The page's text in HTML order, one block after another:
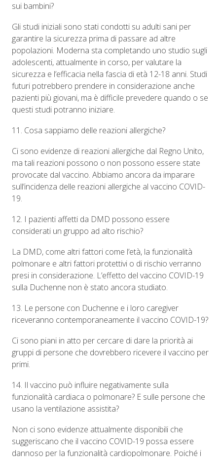
sui bambini?
Gli studi iniziali sono stati condotti su adulti sani per
garantire la sicurezza prima di passare ad altre
popolazioni. Moderna sta completando uno studio sugli
adolescenti, attualmente in corso, per valutare la
sicurezza e l’efficacia nella fascia di età 12-18 anni. Studi
futuri potrebbero prendere in considerazione anche
pazienti più giovani, ma è difficile prevedere quando o se
questi studi potranno iniziare.
11. Cosa sappiamo delle reazioni allergiche?
Ci sono evidenze di reazioni allergiche dal Regno Unito,
ma tali reazioni possono o non possono essere state
provocate dal vaccino. Abbiamo ancora da imparare
sull’incidenza delle reazioni allergiche al vaccino COVID-
19.
12. I pazienti affetti da DMD possono essere
considerati un gruppo ad alto rischio?
La DMD, come altri fattori come l’età, la funzionalità
polmonare e altri fattori protettivi o di rischio verranno
presi in considerazione. L’effetto del vaccino COVID-19
sulla Duchenne non è stato ancora studiato.
13. Le persone con Duchenne e i loro caregiver
riceveranno contemporaneamente il vaccino COVID-19?
Ci sono piani in atto per cercare di dare la priorità ai
gruppi di persone che dovrebbero ricevere il vaccino per
primi.
14. Il vaccino può influire negativamente sulla
funzionalità cardiaca o polmonare? E sulle persone che
usano la ventilazione assistita?
Non ci sono evidenze attualmente disponibili che
suggeriscano che il vaccino COVID-19 possa essere
dannoso per la funzionalità cardiopolmonare. Poiché i